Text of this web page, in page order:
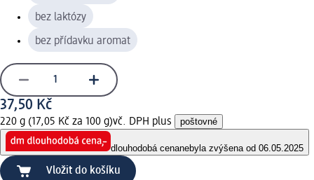
bez laktózy
bez přídavku aromat
37,50 Kč
220 g (17,05 Kč za 100 g)vč. DPH plus poštovné
dlouhodobá cenanebyla zvýšena od 06.05.2025
Vložit do košíku